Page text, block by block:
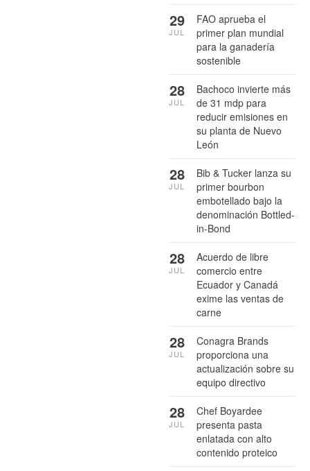
FAO aprueba el
primer plan mundial
para la ganadería
sostenible
29
JUL
Bachoco invierte más
de 31 mdp para
reducir emisiones en
su planta de Nuevo
León
28
JUL
Bib & Tucker lanza su
primer bourbon
embotellado bajo la
denominación Bottled-
in-Bond
28
JUL
Acuerdo de libre
comercio entre
Ecuador y Canadá
exime las ventas de
carne
28
JUL
Conagra Brands
proporciona una
actualización sobre su
equipo directivo
28
JUL
Chef Boyardee
presenta pasta
enlatada con alto
contenido proteico
28
JUL